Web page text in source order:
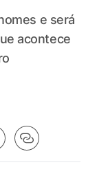
e será
acontece